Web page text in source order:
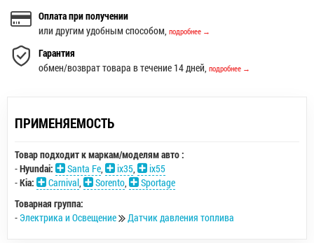
Оплата при получении
или другим удобным способом, подробнее →
Гарантия
обмен/возврат товара в течение 14 дней, подробнее →
ПРИМЕНЯЕМОСТЬ
Товар подходит к маркам/моделям авто :
-Hyundai: Santa Fe ix35
ix55
-Kia: Carnival Sorento
Sportage
Товарная группа:
- Электрика и Освещение Датчик давления топлива